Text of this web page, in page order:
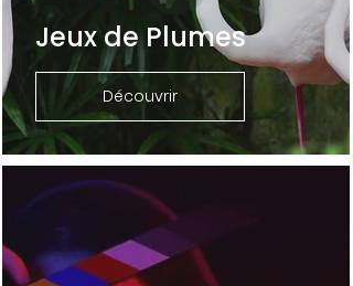
Jeux de Plumes
Découvrir